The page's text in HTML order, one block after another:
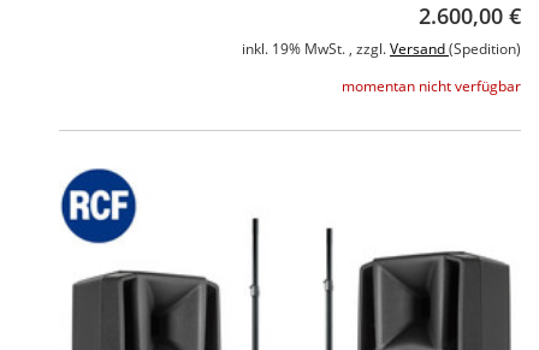
2.600,00 €
inkl. 19% MwSt. , zzgl. Versand (Spedition)
momentan nicht verfügbar